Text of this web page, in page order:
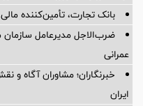
بانک تجارت، تأمین‌کننده مالی پروژه
ضرب‌الاجل مدیرعامل سازمان
عمرانی
خبرنگاران؛ مشاوران آگاه
ایران